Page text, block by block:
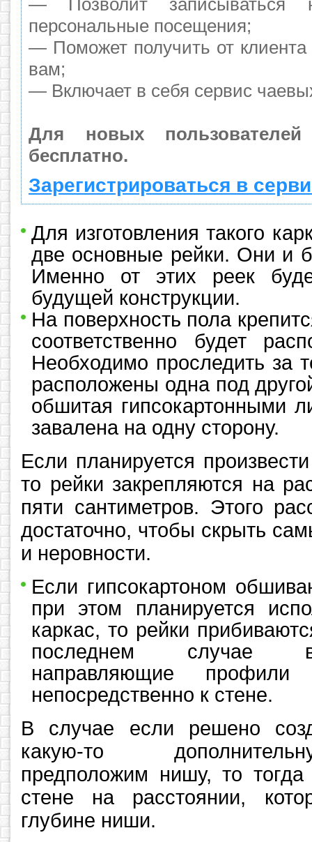
— Позволит записываться
персональные посещения;
— Поможет получить от
вам;
— Включает в себя сервис
Для новых
бесплатно.
Зарегистрироваться в
Для изготовления такого
две основные рейки. Они и
Именно от этих реек
будущей конструкции.
На поверхность пола
соответственно будет
Необходимо проследить за
расположены одна под
обшитая гипсокартонными
завалена на одну сторону.
Если планируется
то рейки закрепляются на
пяти сантиметров. Этого
достаточно, чтобы скрыть
и неровности.
Если гипсокартоном
при этом планируется
каркас, то рейки
последнем случае
направляющие профили
непосредственно к стене.
В случае если решено
какую-то
предположим нишу, то
стене на расстоянии,
глубине ниши.